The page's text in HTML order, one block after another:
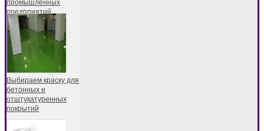
промышленных
предприятий
Выбираем краску для
бетонных и
отштукатуренных
покрытий